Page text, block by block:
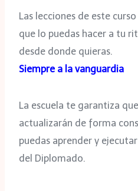
Las lecciones de este
que lo puedas hacer a tu
desde donde quieras.
Siempre a la vanguardia
La escuela te garantiza
actualizarán de forma
puedas aprender y
del Diplomado.